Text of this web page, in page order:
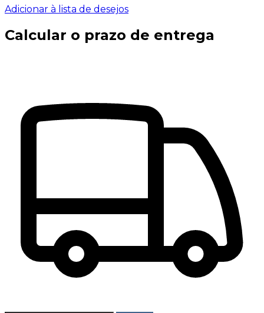
Adicionar à lista de desejos
Calcular o prazo de entrega